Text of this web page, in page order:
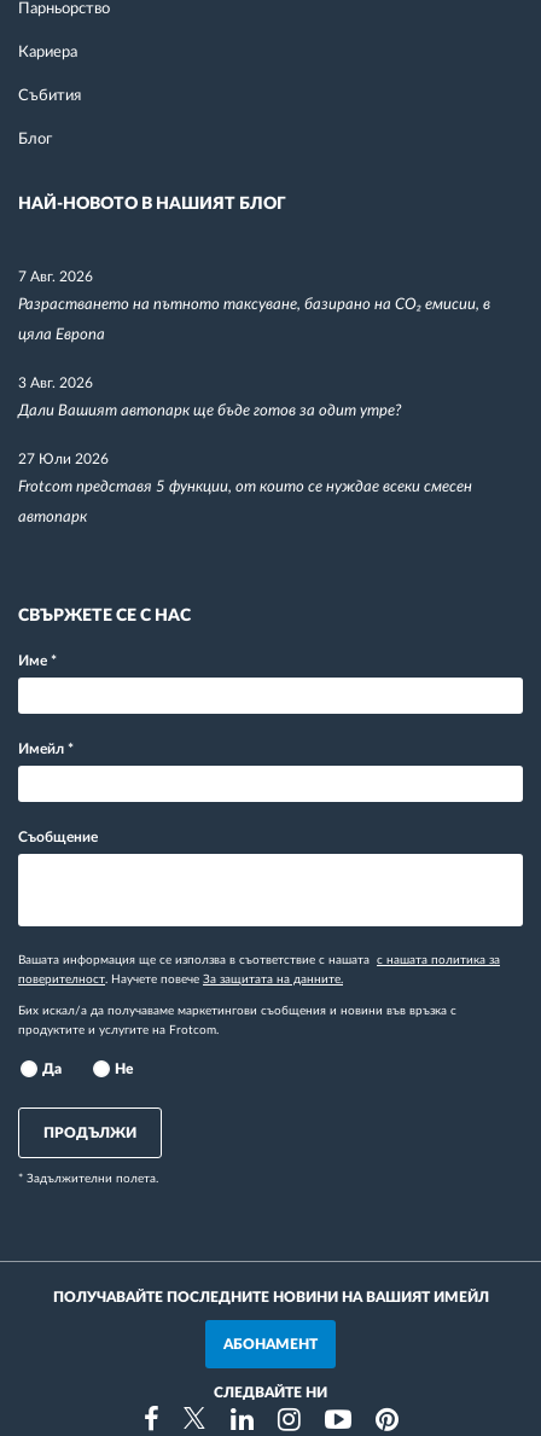
Парньорство
Кариера
Събития
Блог
НАЙ-НОВОТО В НАШИЯТ БЛОГ
7 Авг. 2026
Разрастването на пътното таксуване, базирано на CO₂ емисии, в
цяла Европа
3 Авг. 2026
Дали Вашият автопарк ще бъде готов за одит утре?
27 Юли 2026
Frotcom представя 5 функции, от които се нуждае всеки смесен
автопарк
СВЪРЖЕТЕ СЕ С НАС
Име *
Имейл *
Съобщение
Вашата информация ще се използва в съответствие с нашата с нашата политика за
поверителност. Научете повече За защитата на данните.
Бих искал/а да получаваме маркетингови съобщения и новини във връзка с
продуктите и услугите на Frotcom.
Да Не
ПРОДЪЛЖИ
* Задължителни полета.
ПОЛУЧАВАЙТЕ ПОСЛЕДНИТЕ НОВИНИ НА ВАШИЯТ ИМЕЙЛ
АБОНАМЕНТ
СЛЕДВАЙТЕ НИ
Instragram